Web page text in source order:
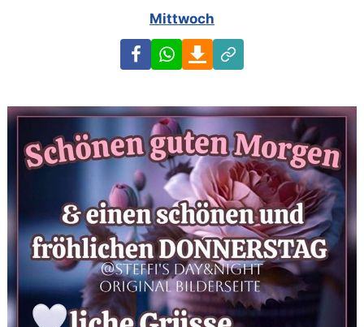
Mittwoch
FacebookWhatsAppDownload
Link